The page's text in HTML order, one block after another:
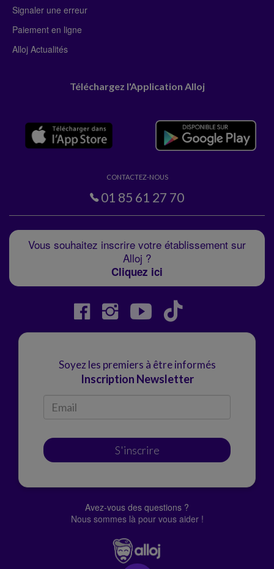
Signaler une erreur
Paiement en ligne
Alloj Actualités
Téléchargez l'Application Alloj
CONTACTEZ-NOUS
01 85 61 27 70
Vous souhaitez inscrire votre établissement sur
Alloj ?
Cliquez ici
Soyez les premiers à être informés
Inscription Newsletter
S'inscrire
Avez-vous des questions ?
Nous sommes là pour vous aider !